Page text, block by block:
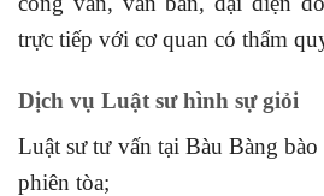
trực tiếp với cơ quan có thẩm
Dịch vụ Luật sư hình sự giỏi
Luật sư tư vấn tại Bàu Bàng
phiên tòa;